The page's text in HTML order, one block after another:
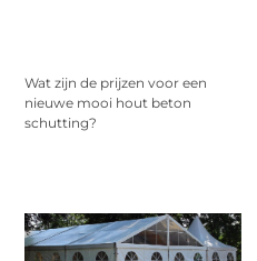
Wat zijn de prijzen voor een
nieuwe mooi hout beton
schutting?